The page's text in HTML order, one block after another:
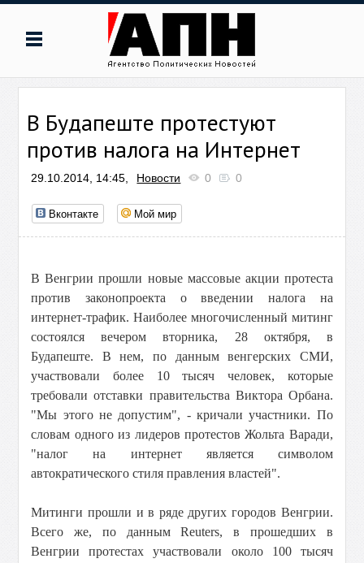
В Будапеште протестуют
против налога на Интернет
29.10.2014, 14:45, Новости 0 0
Вконтакте Мой мир
В Венгрии прошли новые массовые акции протеста
против законопроекта о введении налога на
интернет-трафик. Наиболее многочисленный митинг
состоялся вечером вторника, 28 октября, в
Будапеште. В нем, по данным венгерских СМИ,
участвовали более 10 тысяч человек, которые
требовали отставки правительства Виктора Орбана.
"Мы этого не допустим", - кричали участники. По
словам одного из лидеров протестов Жольта Варади,
"налог на интернет является символом
автократического стиля правления властей".
Митинги прошли и в ряде других городов Венгрии.
Всего же, по данным Reuters, в прошедших в
Венгрии протестах участвовали около 100 тысяч